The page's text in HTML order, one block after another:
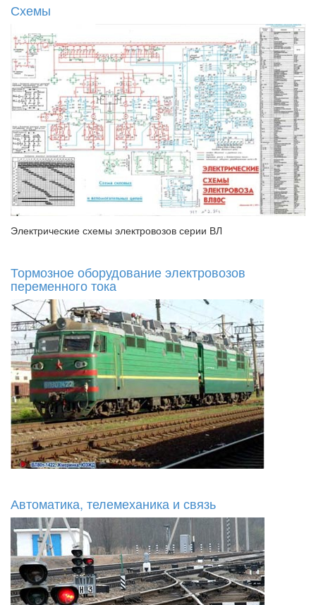
Схемы
Электрические схемы электровозов серии ВЛ
Тормозное оборудование электровозов
переменного тока
Автоматика, телемеханика и связь